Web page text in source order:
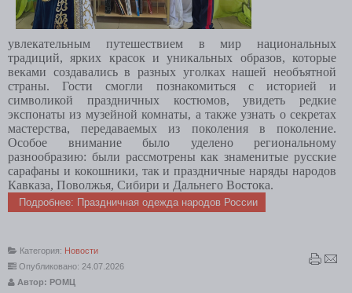
увлекательным путешествием в мир национальных
традиций, ярких красок и уникальных образов, которые
веками создавались в разных уголках нашей необъятной
страны. Гости смогли познакомиться с историей и
символикой праздничных костюмов, увидеть редкие
экспонаты из музейной комнаты, а также узнать о секретах
мастерства, передаваемых из поколения в поколение.
Особое внимание было уделено региональному
разнообразию: были рассмотрены как знаменитые русские
сарафаны и кокошники, так и праздничные наряды народов
Кавказа, Поволжья, Сибири и Дальнего Востока.
Подробнее: Праздничная одежда народов России
Категория: Новости
Опубликовано: 24.07.2026
Автор: РОМЦ